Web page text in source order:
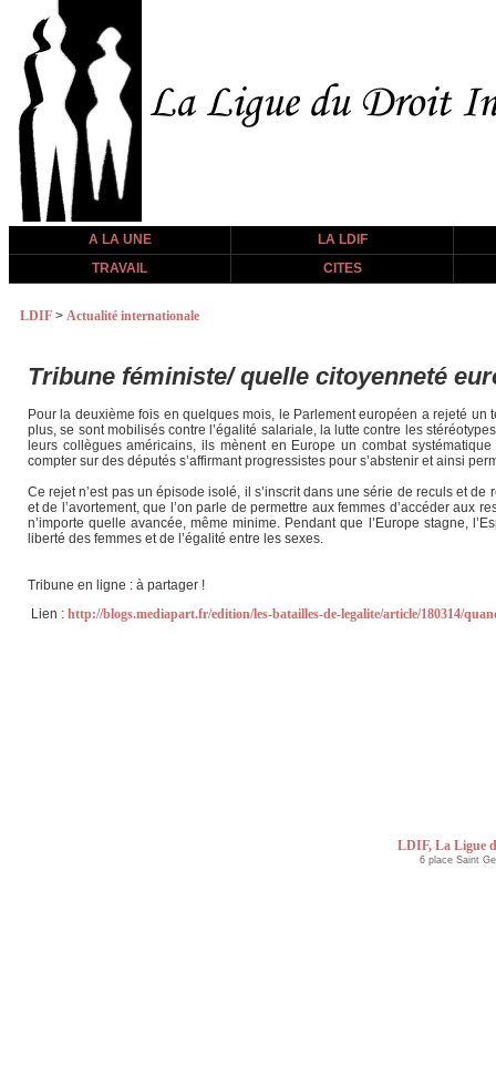
A LA UNE
LA LDIF
TRAVAIL
CITES
LDIF > Actualité internationale
Tribune féministe/ quelle citoyenneté
Pour la deuxième fois en quelques mois, le Parlement européen a rejeté
plus, se sont mobilisés contre l’égalité salariale, la lutte contre les
leurs collègues américains, ils mènent en Europe un combat
compter sur des députés s’affirmant progressistes pour s’abstenir et ainsi
Ce rejet n’est pas un épisode isolé, il s’inscrit dans une série de reculs et
et de l’avortement, que l’on parle de permettre aux femmes d’accéder aux
n’importe quelle avancée, même minime. Pendant que l’Europe stagne,
liberté des femmes et de l’égalité entre les sexes.
Tribune en ligne : à partager !
Lien : http://blogs.mediapart.fr/edition/les-batailles-de-legalite/article/180314/
LDIF, La Ligue
6 place Saint